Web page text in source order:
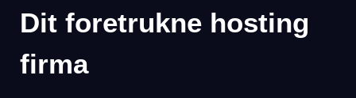
Dit foretrukne hosting
firma